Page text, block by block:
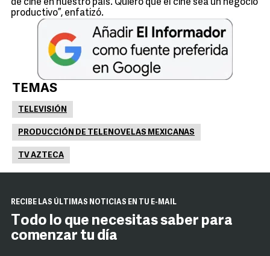
de cine en nuestro país. Quiero que el cine sea un negocio
productivo”, enfatizó.
TEMAS
TELEVISIÓN
PRODUCCIÓN DE TELENOVELAS MEXICANAS
TV AZTECA
RECIBE LAS ÚLTIMAS NOTICIAS EN TU E-MAIL
Todo lo que necesitas saber para
comenzar tu día